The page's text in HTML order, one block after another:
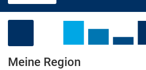
Meine Region